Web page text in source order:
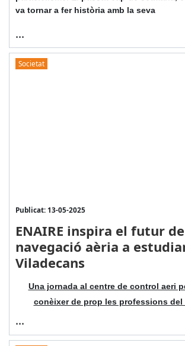
va tornar a fer història amb la seva
...
Societat
Publicat: 13-05-2025
ENAIRE inspira el futur
navegació aèria a
Viladecans
Una jornada al centre de control aeri
conèixer de prop les professions del
...